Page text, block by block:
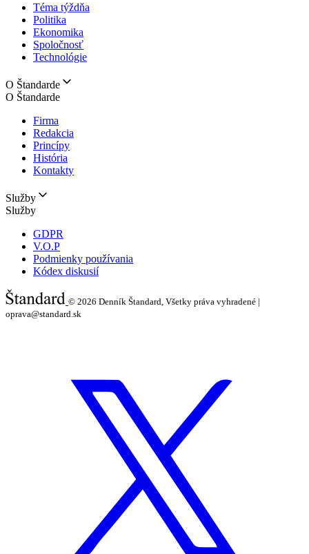
Téma týždňa
Politika
Ekonomika
Spoločnosť
Technológie
O Štandarde
O Štandarde
Firma
Redakcia
Princípy
História
Kontakty
Služby
Služby
GDPR
V.O.P
Podmienky používania
Kódex diskusií
© 2026 Denník Štandard, Všetky práva vyhradené |
oprava@standard.sk